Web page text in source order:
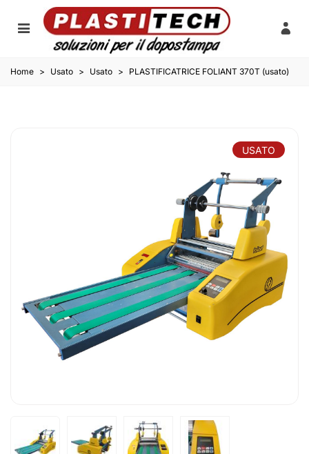
Home > Usato > Usato > PLASTIFICATRICE FOLIANT 370T (usato)
USATO